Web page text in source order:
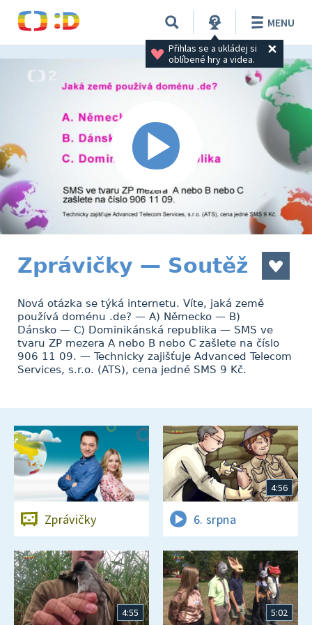
Přihlas se a ukládej si
oblíbené hry a videa.
MENU
Zprávičky — Soutěž
Nová otázka se týká internetu. Víte, jaká země
používá doménu .de? — A) Německo — B)
Dánsko — C) Dominikánská republika — SMS ve
tvaru ZP mezera A nebo B nebo C zašlete na číslo
906 11 09. — Technicky zajišťuje Advanced Telecom
Services, s.r.o. (ATS), cena jedné SMS 9 Kč.
Zprávičky
4:56
6. srpna
4:55 5:02